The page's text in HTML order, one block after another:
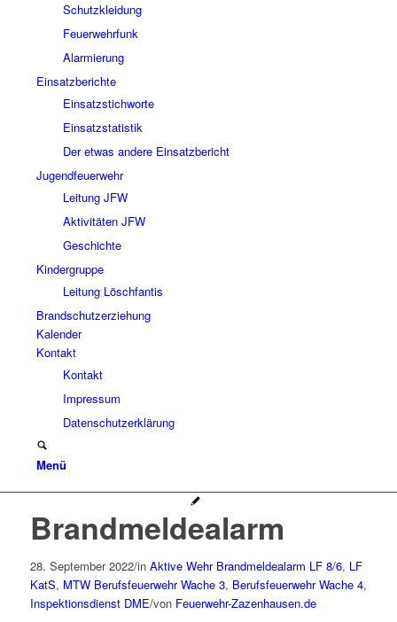
Schutzkleidung
Feuerwehrfunk
Alarmierung
Einsatzberichte
Einsatzstichworte
Einsatzstatistik
Der etwas andere Einsatzbericht
Jugendfeuerwehr
Leitung JFW
Aktivitäten JFW
Geschichte
Kindergruppe
Leitung Löschfantis
Brandschutzerziehung
Kalender
Kontakt
Kontakt
Impressum
Datenschutzerklärung
Menü
Brandmeldealarm
28. September 2022/in Aktive Wehr Brandmeldealarm LF 8/6, LF
KatS, MTW Berufsfeuerwehr Wache 3, Berufsfeuerwehr Wache 4,
Inspektionsdienst DME/von Feuerwehr-Zazenhausen.de